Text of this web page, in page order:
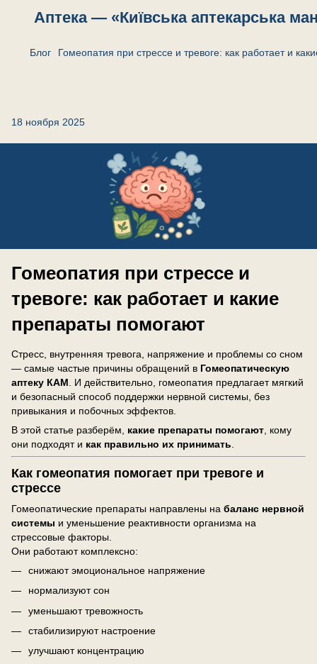
Аптека — «Київська аптекарська
Блог Гомеопатия при стрессе и тревоге: как работает и
18 ноября 2025
Гомеопатия при стрессе и
тревоге: как работает и какие
препараты помогают
Стресс, внутренняя тревога, напряжение и проблемы со сном
— самые частые причины обращений в Гомеопатическую
аптеку КАМ. И действительно, гомеопатия предлагает мягкий
и безопасный способ поддержки нервной системы, без
привыкания и побочных эффектов.
В этой статье разберём, какие препараты помогают, кому
они подходят и как правильно их принимать.
Как гомеопатия помогает при тревоге и
стрессе
Гомеопатические препараты направлены на баланс нервной
системы и уменьшение реактивности организма на
стрессовые факторы.
Они работают комплексно:
снижают эмоциональное напряжение
нормализуют сон
уменьшают тревожность
стабилизируют настроение
улучшают концентрацию